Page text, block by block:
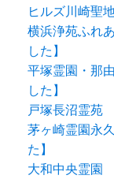
ヒルズ川崎聖
横浜浄苑ふれ
した】
平塚霊園・那
した】
戸塚長沼霊苑
茅ヶ崎霊園永
た】
大和中央霊園